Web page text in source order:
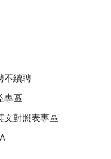
不續聘
專區
文對照表專區